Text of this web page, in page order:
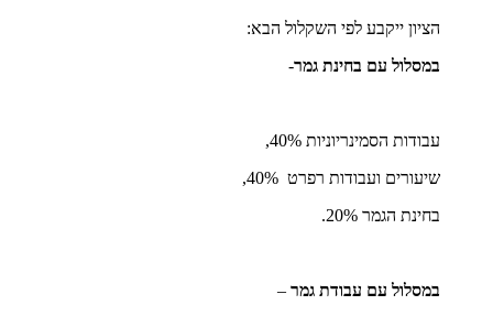
הציון ייקבע לפי השקלול הבא:
במסלול עם בחינת גמר-
עבודות הסמינריוניות 40%,
שיעורים ועבודות רפרט 40%,
בחינת הגמר 20%.
במסלול עם עבודת גמר –